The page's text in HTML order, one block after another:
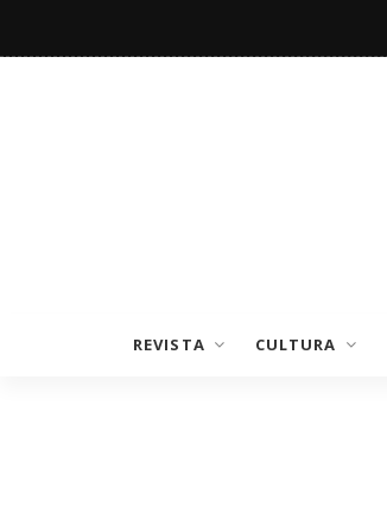
REVISTA CULTURA